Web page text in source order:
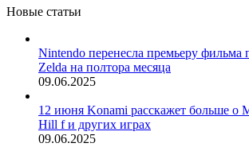
Новые статьи
Nintendo перенесла премьеру фильма
Zelda на полтора месяца
09.06.2025
12 июня Konami расскажет больше о
Hill f и других играх
09.06.2025